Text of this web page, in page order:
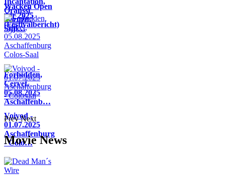
Oranssi
Pazuzu,
Sijji…
Wacken Open
Air 2025
(Festivalbericht)
Forbidden,
Cervet,
05.08.2025
Aschaffenb…
Voivod -
01.07.2025
Aschaffenburg
- Colo…
Prev Next
Movie News